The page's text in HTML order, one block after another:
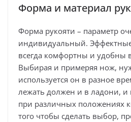
Форма и материал
Форма рукояти – параметр
индивидуальный.
всегда комфортны и удобны
Выбирая и примеряя нож,
используется он в разное
лежать должен и в ладони, и
при различных положениях
того чтобы сделать выбор,